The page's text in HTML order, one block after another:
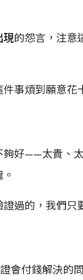
現的怨言，注意
事煩到願意花
好——太貴、
過的，我們只
會付錢解決的